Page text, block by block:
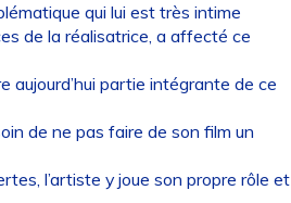
qui lui est très intime
de la réalisatrice, a affecté ce
aujourd’hui partie intégrante de ce
de ne pas faire de son film un
l’artiste y joue son propre rôle et